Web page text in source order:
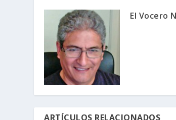
El Vocero
ARTÍCULOS RELACIONADOS